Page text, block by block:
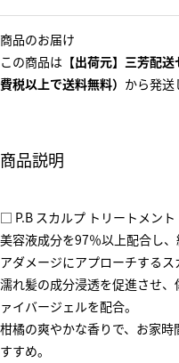
商品のお届け
この商品は 【出荷元】三芳配
費税以上で送料無料） から発送
商品説明
□ P.B スカルプ トリートメント
美容液成分を97％以上配合し
アダメージにアプローチするス
濡れ髪の成分浸透を促進させ
ァイバージェルを配合。
柑橘の爽やかな香りで、お家
すすめ。